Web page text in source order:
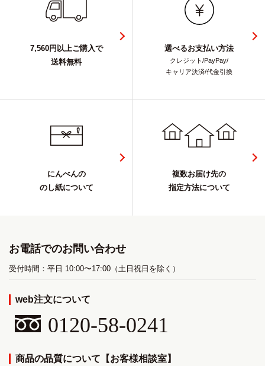
7,560円以上ご購入で
送料無料
選べるお支払い方法
クレジット/PayPay/
キャリア決済/代金引換
にんべんの
のし紙について
複数お届け先の
指定方法について
お電話でのお問い合わせ
受付時間：平日 10:00〜17:00（土日祝日を除く）
web注文について
0120-58-0241
商品の品質について【お客様相談室】